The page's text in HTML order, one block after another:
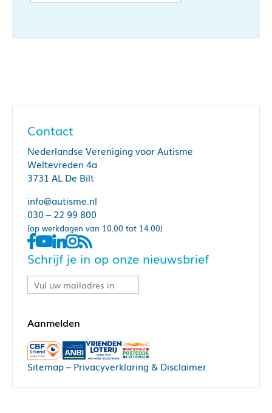
Contact
Nederlandse Vereniging voor Autisme
Weltevreden 4a
3731 AL De Bilt
info@autisme.nl
030 – 22 99 800
(op werkdagen van 10.00 tot 14.00)
Schrijf je in op onze nieuwsbrief
Sitemap– Privacyverklaring & Disclaimer